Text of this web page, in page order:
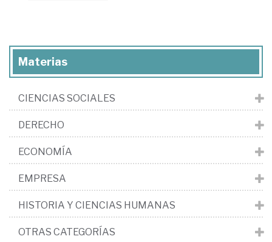
Materias
CIENCIAS SOCIALES
DERECHO
ECONOMÍA
EMPRESA
HISTORIA Y CIENCIAS HUMANAS
OTRAS CATEGORÍAS